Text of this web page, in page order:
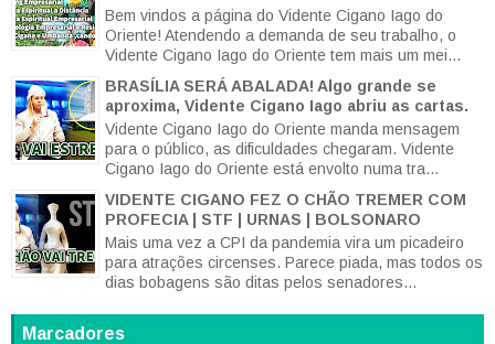
Bem vindos a página do Vidente Cigano Iago do
Oriente! Atendendo a demanda de seu trabalho, o
Vidente Cigano Iago do Oriente tem mais um mei...
BRASÍLIA SERÁ ABALADA! Algo grande se
aproxima, Vidente Cigano Iago abriu as cartas.
Vidente Cigano Iago do Oriente manda mensagem
para o público, as dificuldades chegaram. Vidente
Cigano Iago do Oriente está envolto numa tra...
VIDENTE CIGANO FEZ O CHÃO TREMER COM
PROFECIA | STF | URNAS | BOLSONARO
Mais uma vez a CPI da pandemia vira um picadeiro
para atrações circenses. Parece piada, mas todos os
dias bobagens são ditas pelos senadores...
Marcadores